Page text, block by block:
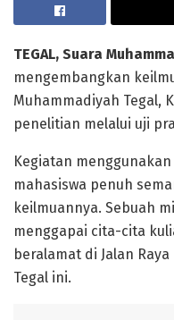
TEGAL, Suara
mengembangkan
Muhammadiyah Tegal,
penelitian melalui uji
Kegiatan
mahasiswa penuh
keilmuannya. Sebuah
menggapai cita-cita
beralamat di Jalan
Tegal ini.